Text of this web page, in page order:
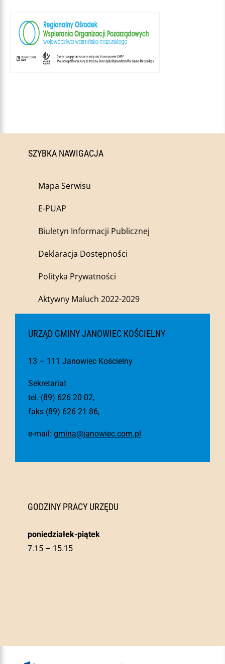
SZYBKA NAWIGACJA
Mapa Serwisu
E-PUAP
Biuletyn Informacji Publicznej
Deklaracja Dostępności
Polityka Prywatności
Aktywny Maluch 2022-2029
URZĄD GMINY JANOWIEC KOŚCIELNY
13 – 111 Janowiec Kościelny
Sekretariat
tel. (89) 626 20 02,
faks (89) 626 21 86,
e-mail: gmina@janowiec.com.pl
GODZINY PRACY URZĘDU
poniedziałek-piątek
7.15 – 15.15